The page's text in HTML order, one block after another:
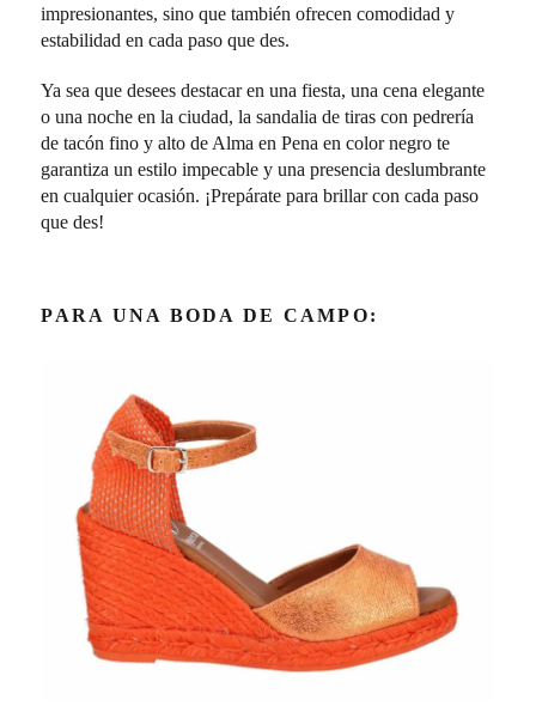
impresionantes, sino que también ofrecen comodidad y
estabilidad en cada paso que des.
Ya sea que desees destacar en una fiesta, una cena elegante
o una noche en la ciudad, la sandalia de tiras con pedrería
de tacón fino y alto de Alma en Pena en color negro te
garantiza un estilo impecable y una presencia deslumbrante
en cualquier ocasión. ¡Prepárate para brillar con cada paso
que des!
PARA UNA BODA DE CAMPO: